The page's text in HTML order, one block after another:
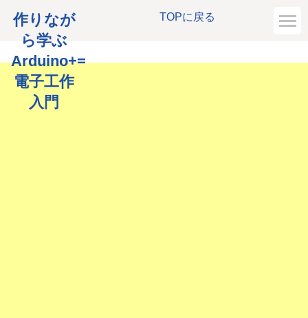
TOPに戻る
作りなが
ら学ぶ
Arduino+=
電子工作
入門